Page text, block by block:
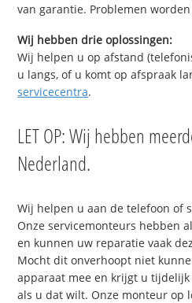
van garantie. Problemen
Wij hebben drie oplossingen:
Wij helpen u op afstand
u langs, of u komt op afspraak
servicecentra.
LET OP: Wij hebben
Nederland.
Wij helpen u aan de telefoon of
Onze servicemonteurs hebben
en kunnen uw reparatie vaak
Mocht dit onverhoopt niet
apparaat mee en krijgt u
als u dat wilt. Onze monteur op